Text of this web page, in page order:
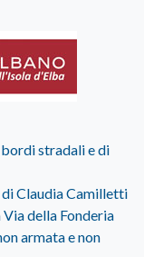
stradali e di
Claudia Camilletti
della Fonderia
armata e non